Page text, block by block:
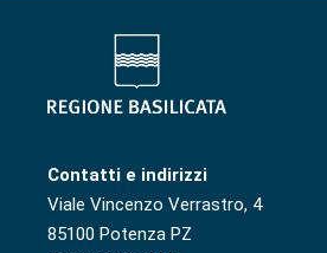
Contatti e indirizzi
Viale Vincenzo Verrastro, 4
85100 Potenza PZ